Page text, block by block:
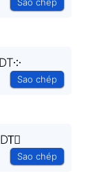
Sao chép
Sao chép